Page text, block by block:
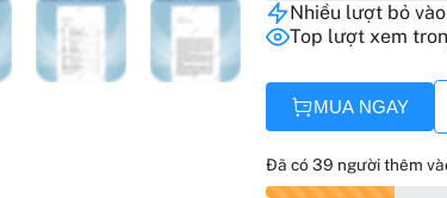
Nhiều lượt bỏ
Top lượt xem
MUA NGAY
Đã có 39 người thêm